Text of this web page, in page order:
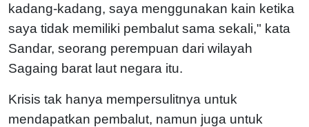
kadang-kadang, saya menggunakan kain ketika
saya tidak memiliki pembalut sama sekali," kata
Sandar, seorang perempuan dari wilayah
Sagaing barat laut negara itu.
Krisis tak hanya mempersulitnya untuk
mendapatkan pembalut, namun juga untuk